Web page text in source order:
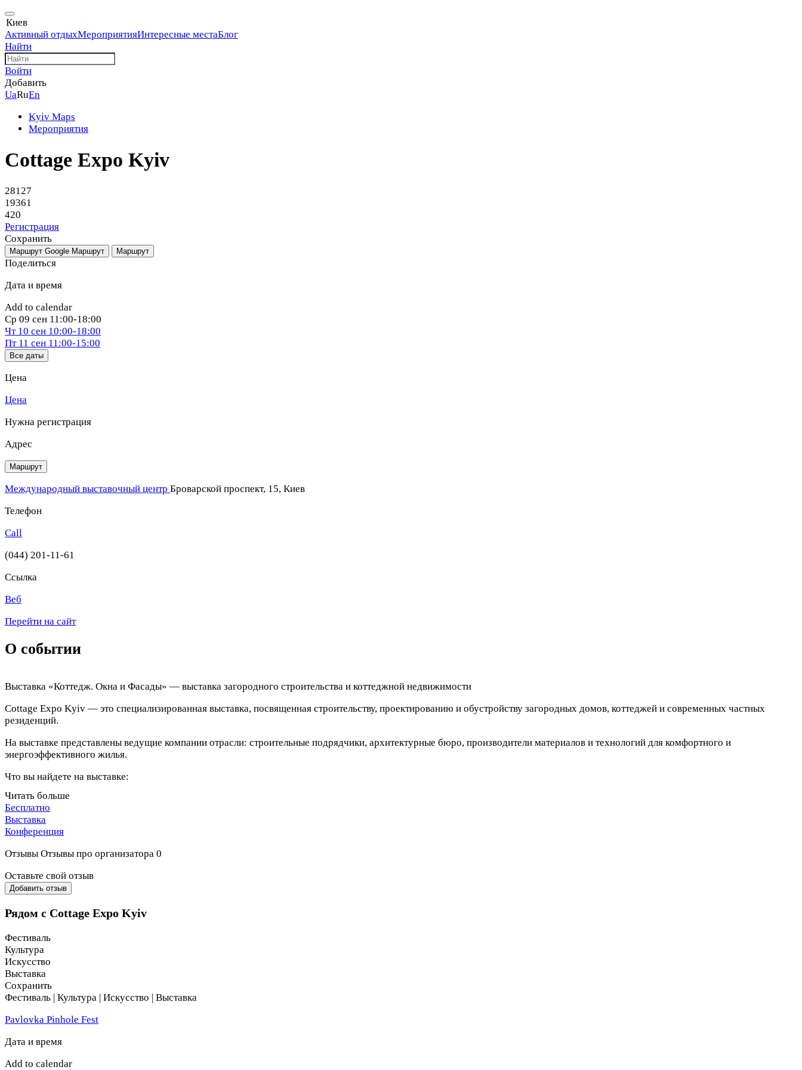
Киев
Активный отдыхМероприятияИнтересные местаБлог
Найти
Войти
Добавить
UaRuEn
Kyiv Maps
Мероприятия
Cottage Expo Kyiv
28127
19361
420
Регистрация
Сохранить
Маршрут Google Маршрут Маршрут
Поделиться
Дата и время
Add to calendar
Ср 09 сен 11:00-18:00
Чт 10 сен 10:00-18:00
Пт 11 сен 11:00-15:00
Все даты
Цена
Цена
Нужна регистрация
Адрес
Маршрут
Международный выставочный центр Броварской проспект, 15, Киев
Телефон
Call
(044) 201-11-61
Ссылка
Веб
Перейти на сайт
О событии
Выставка «Коттедж. Окна и Фасады» — выставка загородного строительства и коттеджной недвижимости
Cottage Expo Kyiv — это специализированная выставка, посвященная строительству, проектированию и обустройству загородных домов, коттеджей и современных частных
резиденций.
На выставке представлены ведущие компании отрасли: строительные подрядчики, архитектурные бюро, производители материалов и технологий для комфортного и
энергоэффективного жилья.
Что вы найдете на выставке:
Проекты и строительство коттеджей и частных домов
Современные строительные и отделочные материалы
Ландшафтный дизайн и благоустройство участков
Консультации архитекторов и строительных экспертов
Будущие владельцы частных домов и коттеджей
Инвесторы в загородную недвижимость
Архитекторы и дизайнеры
Строительные компании и подрядчики
Производители материалов и технологий
О выставке: Cottage Expo — это платформа, где встречаются идеи, технологии и решения для создания современного комфортного загородного жилья. Здесь можно найти
Читать больше
Бесплатно
Выставка
Конференция
Отзывы Отзывы про организатора 0
Оставьте свой отзыв
Добавить отзыв
Рядом с Cottage Expo Kyiv
Фестиваль
Культура
Искусство
Выставка
Сохранить
Фестиваль | Культура | Искусство | Выставка
Pavlovka Pinhole Fest
Дата и время
Add to calendar